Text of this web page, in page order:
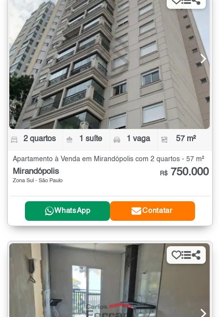
2 quartos 1 suíte 1 vaga 57 m²
Apartamento à Venda em Mirandópolis com 2 quartos - 57 m²
Mirandópolis
Zona Sul - São Paulo
R$ 750.000
WhatsApp Contatar